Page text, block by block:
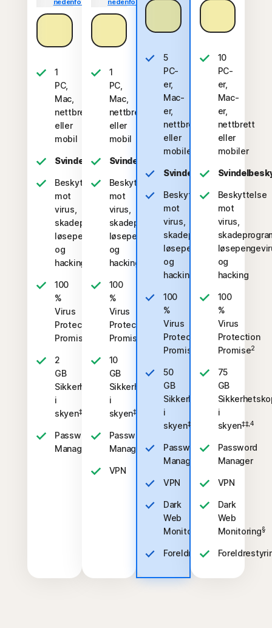
nedenfor.*
1
PC,
Mac,
nettbrett
eller
mobil
Svindelbeskyttelse
Beskyttelse
mot
virus,
skadeprogram,
løsepengevirus
og
hacking
100
%
Virus
Protection
Promise
2
GB
Sikkerhetskopiering
i
skyen‡‡,4
Password
Manager
nedenfor.*
1
PC,
Mac,
nettbrett
eller
mobil
Svindelbeskyttelse
Beskyttelse
mot
virus,
skadeprogram,
løsepengevirus
og
hacking
100
%
Virus
Protection
Promise
10
GB
Sikkerhetskopiering
i
skyen‡‡,4
Password
Manager
VPN
5
PC-
er,
Mac-
er,
nettbrett
eller
mobiler
Svindelbeskyttelse
Beskyttelse
mot
virus,
skadeprogram,
løsepengevirus
og
hacking
100
%
Virus
Protection
Promise
50
GB
Sikkerhetskopiering
i
skyen‡‡,4
Password
Manager
VPN
Dark
Web
Monitoring
Foreldrestyring‡
10
PC-
er,
Mac-
er,
nettbrett
eller
mobiler
Beskyttelse
mot
virus,
og
hacking
100
%
Virus
Protection
Promise2
75
GB
i
skyen‡‡,4
Password
Manager
VPN
Dark
Web
Monitoring§